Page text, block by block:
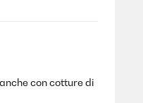
con cotture di